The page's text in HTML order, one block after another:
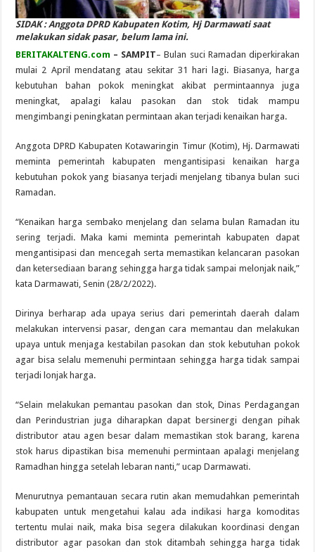
SIDAK : Anggota DPRD Kabupaten Kotim, Hj Darmawati saat
melakukan sidak pasar, belum lama ini.
BERITAKALTENG.com – SAMPIT– Bulan suci Ramadan diperkirakan
mulai 2 April mendatang atau sekitar 31 hari lagi. Biasanya, harga
kebutuhan bahan pokok meningkat akibat permintaannya juga
meningkat, apalagi kalau pasokan dan stok tidak mampu
mengimbangi peningkatan permintaan akan terjadi kenaikan harga.
Anggota DPRD Kabupaten Kotawaringin Timur (Kotim), Hj. Darmawati
meminta pemerintah kabupaten mengantisipasi kenaikan harga
kebutuhan pokok yang biasanya terjadi menjelang tibanya bulan suci
Ramadan.
“Kenaikan harga sembako menjelang dan selama bulan Ramadan itu
sering terjadi. Maka kami meminta pemerintah kabupaten dapat
mengantisipasi dan mencegah serta memastikan kelancaran pasokan
dan ketersediaan barang sehingga harga tidak sampai melonjak naik,”
kata Darmawati, Senin (28/2/2022).
Dirinya berharap ada upaya serius dari pemerintah daerah dalam
melakukan intervensi pasar, dengan cara memantau dan melakukan
upaya untuk menjaga kestabilan pasokan dan stok kebutuhan pokok
agar bisa selalu memenuhi permintaan sehingga harga tidak sampai
terjadi lonjak harga.
“Selain melakukan pemantau pasokan dan stok, Dinas Perdagangan
dan Perindustrian juga diharapkan dapat bersinergi dengan pihak
distributor atau agen besar dalam memastikan stok barang, karena
stok harusdipastikan bisa memenuhi permintaan apalagi menjelang
Ramadhan hingga setelah lebaran nanti,” ucap Darmawati.
Menurutnya pemantauan secara rutin akan memudahkan pemerintah
kabupaten untuk mengetahui kalau ada indikasi harga komoditas
tertentu mulai naik, maka bisa segera dilakukan koordinasi dengan
distributor agar pasokan dan stok ditambah sehingga harga tidak